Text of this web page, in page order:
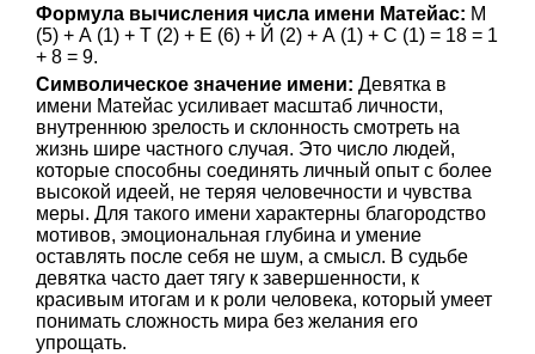
Формула вычисления числа имени Матейас: М
(5) + А (1) + Т (2) + Е (6) + Й (2) + А (1) + С (1) = 18 = 1
+ 8 = 9.
Символическое значение имени: Девятка в
имени Матейас усиливает масштаб личности,
внутреннюю зрелость и склонность смотреть на
жизнь шире частного случая. Это число людей,
которые способны соединять личный опыт с более
высокой идеей, не теряя человечности и чувства
меры. Для такого имени характерны благородство
мотивов, эмоциональная глубина и умение
оставлять после себя не шум, а смысл. В судьбе
девятка часто дает тягу к завершенности, к
красивым итогам и к роли человека, который умеет
понимать сложность мира без желания его
упрощать.